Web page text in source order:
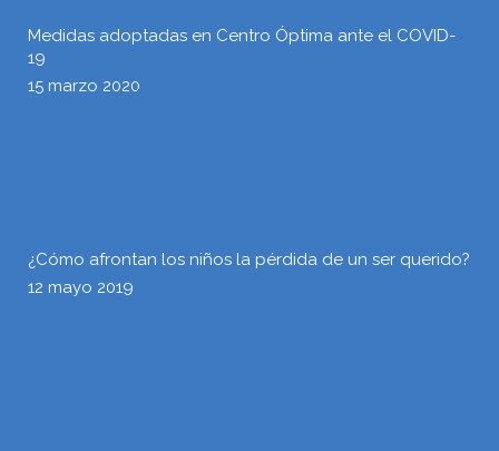
Medidas adoptadas en Centro Óptima ante el COVID-
19
15 marzo 2020
¿Cómo afrontan los niños la pérdida de un ser querido?
12 mayo 2019